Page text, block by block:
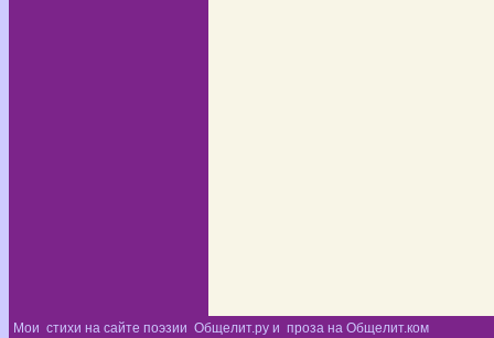
Мои стихи на сайте поэзии Общелит.ру и проза на Общелит.ком